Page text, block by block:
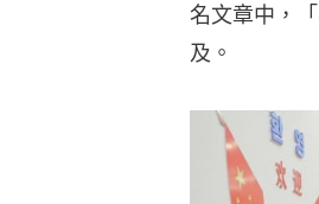
名文章中，
及。